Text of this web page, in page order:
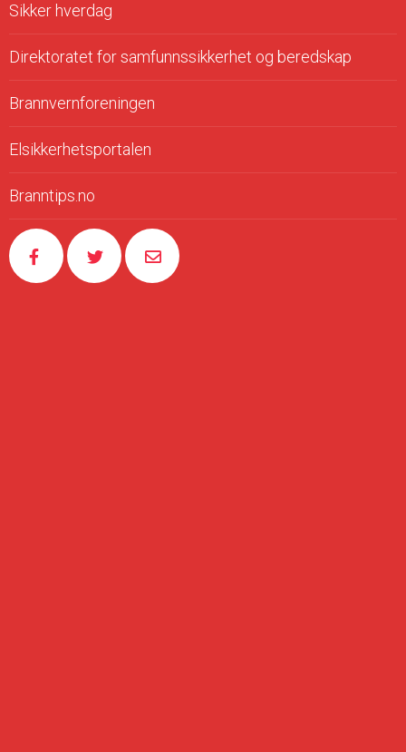
Sikker hverdag
Direktoratet for samfunnssikkerhet og beredskap
Brannvernforeningen
Elsikkerhetsportalen
Branntips.no